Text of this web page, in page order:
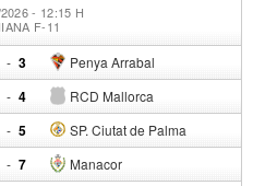
- 12:15 H
F-11
- Penya Arrabal
3
- RCD Mallorca
4
- SP. Ciutat de Palma
5
- Manacor
7